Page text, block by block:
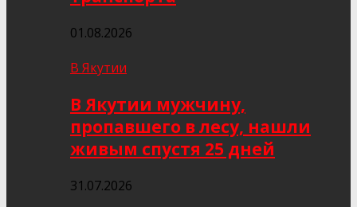
01.08.2026
В Якутии
В Якутии мужчину,
пропавшего в лесу, нашли
живым спустя 25 дней
31.07.2026